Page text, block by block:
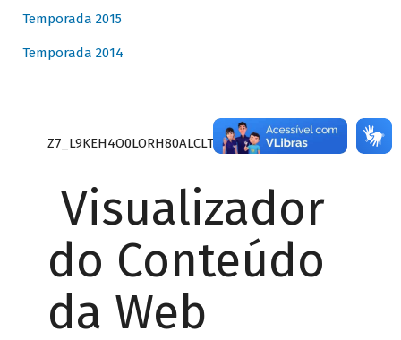
Temporada 2015
Temporada 2014
Z7_L9KEH4O0LORH80ALCLTPF80S27
Visualizador
do Conteúdo
da Web